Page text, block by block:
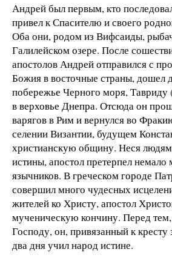
Андрей был первым, кто
привел к Спасителю и своего
Оба они, родом из Вифсаиды,
Галилейском озере. После
апостолов Андрей отправился с
Божия в восточные страны, дошел
побережье Черного моря,
в верховье Днепра. Отсюда он
варягов в Рим и вернулся во
селении Византии, будущем
христианскую общину. Неся
истины, апостол претерпел немало
язычников. В греческом городе
совершил много чудесных
жителей ко Христу, апостол
мученическую кончину. Перед тем,
Господу, он, привязанный к кресту
два дня учил народ истине.